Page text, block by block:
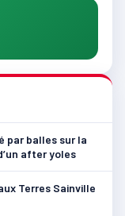
par balles sur la
after yoles
Terres Sainville